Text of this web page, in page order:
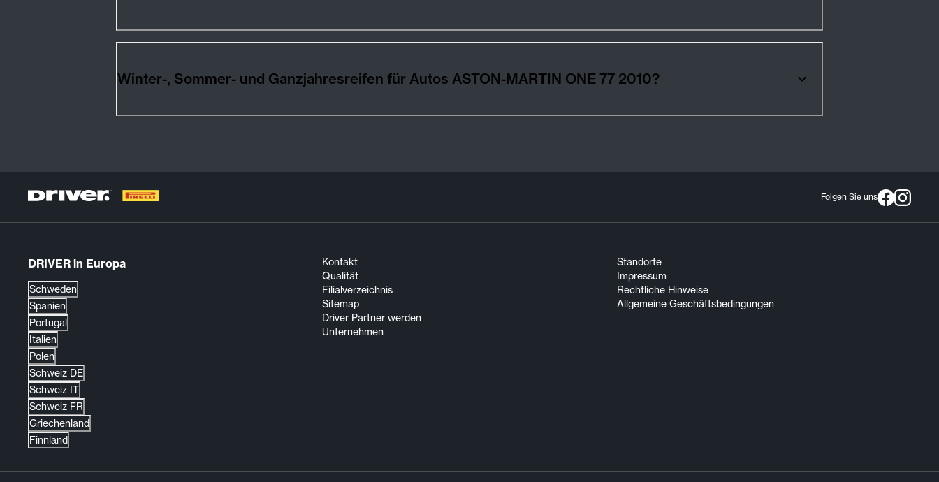
Winter-, Sommer- und Ganzjahresreifen für Autos ASTON-MARTIN ONE 77 2010?
Folgen Sie uns
DRIVER in Europa
Schweden
Spanien
Portugal
Italien
Polen
Schweiz DE
Schweiz IT
Schweiz FR
Griechenland
Finnland
Kontakt
Qualität
Filialverzeichnis
Sitemap
Driver Partner werden
Unternehmen
Standorte
Impressum
Rechtliche Hinweise
Allgemeine Geschäftsbedingungen